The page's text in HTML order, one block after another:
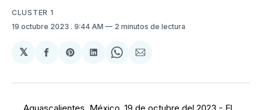
CLUSTER 1
19 octubre 2023 . 9:44 AM 2 minutos de lectura
𝕏
Compartir
Facebook
Share
Pinterest
Compartir
LinkedIn
Share
WhatsApp
Compartir
Email